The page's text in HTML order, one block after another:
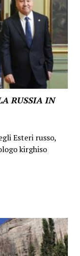
RUSSIA IN
Esteri russo,
kirghiso